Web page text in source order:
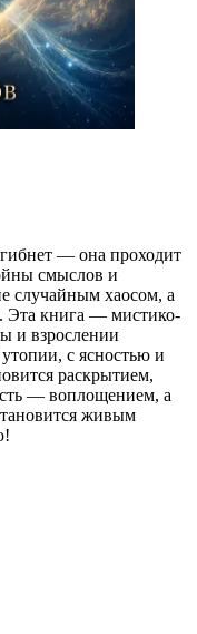
— она проходит
смыслов и
случайным хаосом, а
Эта книга — мистико-
и взрослении
утопии, с ясностью и
раскрытием,
— воплощением, а
живым